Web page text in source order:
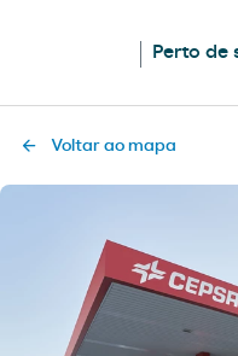
Perto de
Voltar ao mapa